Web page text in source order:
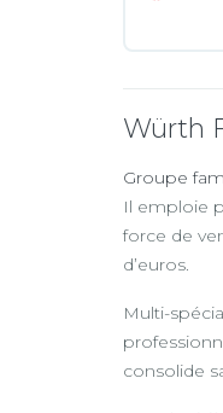
Würth
Groupe
Il emploie
force de
d’euros.
Multi-
consolide